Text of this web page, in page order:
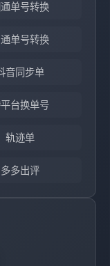
单号转换
单号转换
音同步单
台换单号
轨迹单
多多出评